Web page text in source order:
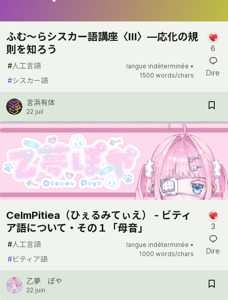
ふむ〜らシスカー語講座〈Ⅲ〉―応化の規
則を知ろう
#人工言語
#シスカー語
langue indéterminée •
1500 words/chars
6
Dire
言浜有体
22 juil
CelmPitiea（ひぇるみてぃえ） - ビティ
ア語について・その１「母音」
#人工言語
#ビティア語
langue indéterminée •
1000 words/chars
3
Dire
乙夢 ぽや
22 juin